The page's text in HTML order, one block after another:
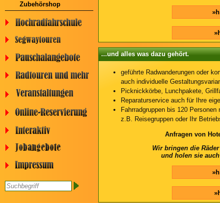
Zubehörshop
...und alles was dazu gehört.
geführte Radwanderungen oder
auch individuelle
Picknickkörbe, Lunchpakete,
Reparaturservice auch für Ihre
Fahrradgruppen bis 120 Personen
z.B. Reisegruppen oder Ihr
Anfragen von
Wir bringen die
und holen sie